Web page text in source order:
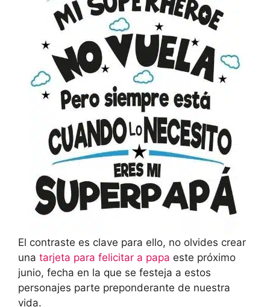
El contraste es clave para ello, no olvides crear
una tarjeta para felicitar a papa este próximo
junio, fecha en la que se festeja a estos
personajes parte preponderante de nuestra
vida.